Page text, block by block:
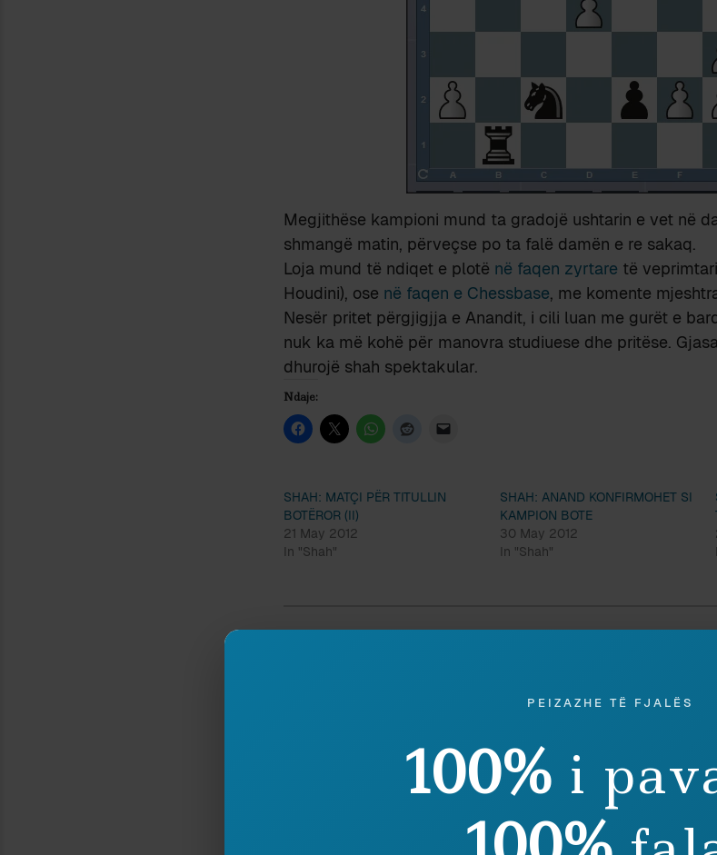
Megjithëse kampioni mund ta gradojë ushtarin e vet në
shmangë matin, përveçse po ta falë damën e re sakaq.
Loja mund të ndiqet e plotë në faqen zyrtare të
Houdini), ose në faqen e Chessbase, me komente
Nesër pritet përgjigjja e Anandit, i cili luan me gurët e
nuk ka më kohë për manovra studiuese dhe pritëse.
dhurojë shah spektakular.
Ndaje:
SHAH: MATÇI PËR TITULLIN
BOTËROR (II)
21 May 2012
In "Shah"
SHAH: ANAND KONFIRMOHET SI
KAMPION BOTE
30 May 2012
In "Shah"
SHPËRNDAJ
PEIZAZHE TË FJALËS
100% i